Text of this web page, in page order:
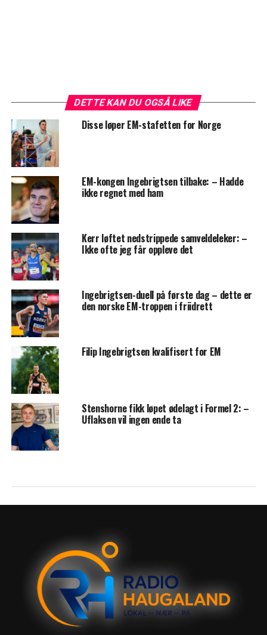
DETTE KAN DU OGSÅ LIKE
Disse løper EM-stafetten for Norge
EM-kongen Ingebrigtsen tilbake: – Hadde
ikke regnet med ham
Kerr løftet nedstrippede samveldeleker: –
Ikke ofte jeg får oppleve det
Ingebrigtsen-duell på første dag – dette er
den norske EM-troppen i friidrett
Filip Ingebrigtsen kvalifisert for EM
Stenshorne fikk løpet ødelagt i Formel 2: –
Uflaksen vil ingen ende ta